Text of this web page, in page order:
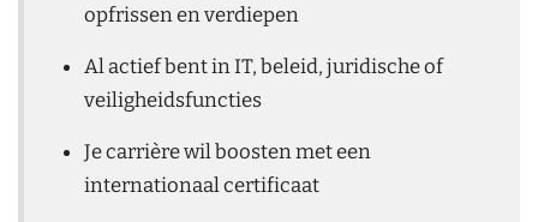
opfrissen en verdiepen
Al actief bent in IT, beleid, juridische of
veiligheidsfuncties
Je carrière wil boosten met een
internationaal certificaat